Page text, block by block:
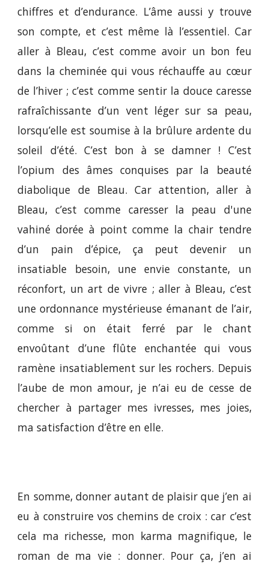
chiffres et d’endurance. L’âme aussi y trouve
son compte, et c’est même là l’essentiel. Car
aller à Bleau, c’est comme avoir un bon feu
dans la cheminée qui vous réchauffe au cœur
de l’hiver ; c’est comme sentir la douce caresse
rafraîchissante d’un vent léger sur sa peau,
lorsqu’elle est soumise à la brûlure ardente du
soleil d’été. C’est bon à se damner ! C’est
l’opium des âmes conquises par la beauté
diabolique de Bleau. Car attention, aller à
Bleau, c’est comme caresser la peau d'une
vahiné dorée à point comme la chair tendre
d’un pain d’épice, ça peut devenir un
insatiable besoin, une envie constante, un
réconfort, un art de vivre ; aller à Bleau, c’est
une ordonnance mystérieuse émanant de l’air,
comme si on était ferré par le chant
envoûtant d’une flûte enchantée qui vous
ramène insatiablement sur les rochers. Depuis
l’aube de mon amour, je n’ai eu de cesse de
chercher à partager mes ivresses, mes joies,
ma satisfaction d’être en elle.
En somme, donner autant de plaisir que j’en ai
eu à construire vos chemins de croix : car c’est
cela ma richesse, mon karma magnifique, le
roman de ma vie : donner. Pour ça, j’en ai